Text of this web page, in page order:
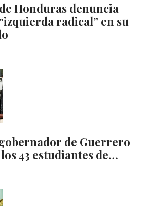
Honduras denuncia
radical” en su
de Guerrero
43 estudiantes de…